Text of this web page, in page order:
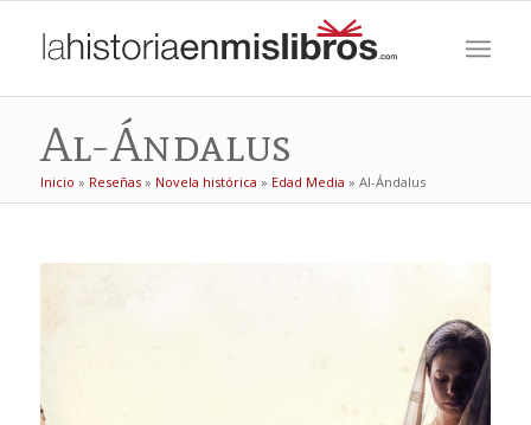
Al-Ándalus
Inicio » Reseñas» Novela histórica » Edad Media » Al-Ándalus